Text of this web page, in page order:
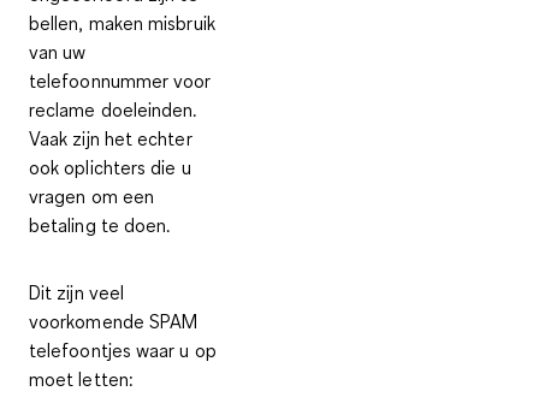
bellen, maken misbruik
van uw
telefoonnummer voor
reclame doeleinden.
Vaak zijn het echter
ook oplichters die u
vragen om een
betaling te doen.
Dit zijn veel
voorkomende SPAM
telefoontjes waar u op
moet letten: